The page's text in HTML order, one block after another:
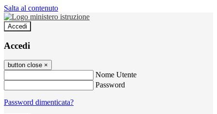
Salta al contenuto
Accedi
Accedi
button close ×
Nome Utente
Password
Password dimenticata?